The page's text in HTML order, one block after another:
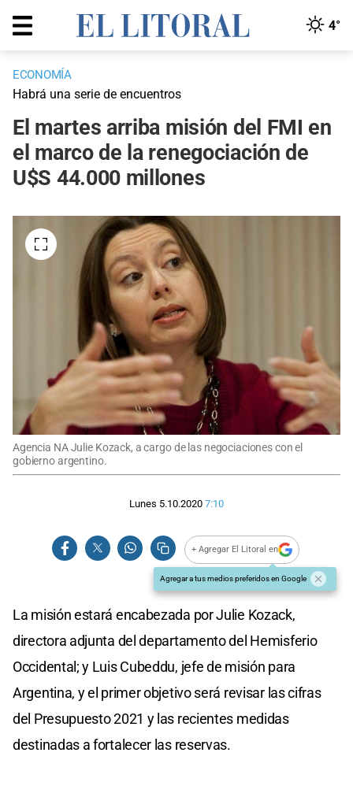
4°
ECONOMÍA
Habrá una serie de encuentros
El martes arriba misión del FMI en
el marco de la renegociación de
U$S 44.000 millones
Agencia NA Julie Kozack, a cargo de las negociaciones con el
gobierno argentino.
Lunes 5.10.2020 7:10
+ Agregar El Litoral en
Agregar a tus medios preferidos en Google
La misión estará encabezada por Julie Kozack,
directora adjunta del departamento del Hemisferio
Occidental; y Luis Cubeddu, jefe de misión para
Argentina, y el primer objetivo será revisar las cifras
del Presupuesto 2021 y las recientes medidas
destinadas a fortalecer las reservas.